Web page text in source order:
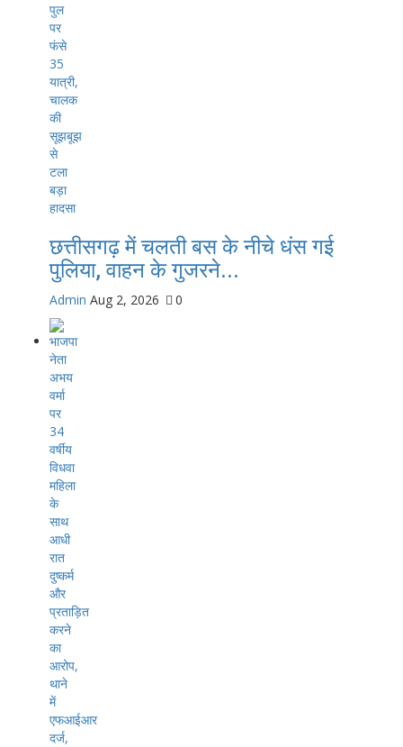
छत्तीसगढ़ में चलती बस के नीचे धंस गई
पुलिया, वाहन के गुजरने...
Admin Aug 2, 2026 0